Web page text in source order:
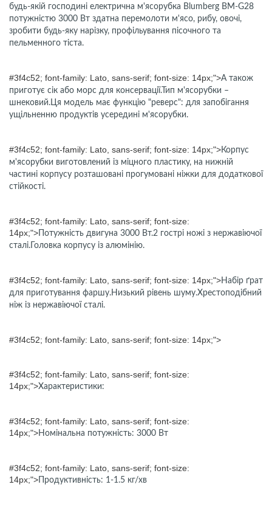
будь-якій господині електрична м'ясорубка Blumberg BM-G28
потужністю 3000 Вт здатна перемолоти м'ясо, рибу, овочі,
зробити будь-яку нарізку, профільування пісочного та
пельменного тіста.
#3f4c52; font-family: Lato, sans-serif; font-size: 14px;">А також
приготує сік або морс для консервації.Тип м'ясорубки –
шнековий.Ця модель має функцію "реверс": для запобігання
ущільненню продуктів усередині м'ясорубки.
#3f4c52; font-family: Lato, sans-serif; font-size: 14px;">Корпус
м'ясорубки виготовлений із міцного пластику, на нижній
частині корпусу розташовані прогумовані ніжки для додаткової
стійкості.
#3f4c52; font-family: Lato, sans-serif; font-size:
14px;"> Потужність двигуна 3000 Вт.2 гострі ножі з нержавіючої
сталі.Головка корпусу із алюмінію.
#3f4c52; font-family: Lato, sans-serif; font-size: 14px;">Набір ґрат
для приготування фаршу.Низький рівень шуму.Хрестоподібний
ніж із нержавіючої сталі.
#3f4c52; font-family: Lato, sans-serif; font-size: 14px;">
#3f4c52; font-family: Lato, sans-serif; font-size:
14px;">Характеристики:
#3f4c52; font-family: Lato, sans-serif; font-size:
14px;">Номінальна потужність: 3000 Вт
#3f4c52; font-family: Lato, sans-serif; font-size:
14px;"> Продуктивність: 1-1.5 кг/хв